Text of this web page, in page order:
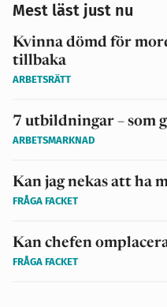
Mest läst just nu
Kvinna dömd för
tillbaka
ARBETSRÄTT
7 utbildningar – som
ARBETSMARKNAD
Kan jag nekas att ha
FRÅGA FACKET
Kan chefen
FRÅGA FACKET